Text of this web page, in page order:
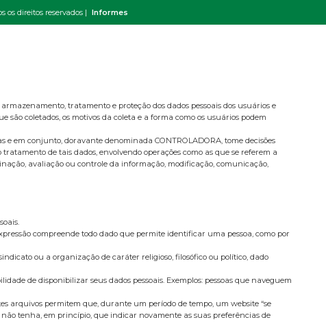
os direitos reservados | Informes
tratamento e proteção dos dados pessoais dos usuários e
coletados, os motivos da coleta e a forma como os usuários podem
em conjunto, doravante denominada CONTROLADORA, tome decisões
de tais dados, envolvendo operações como as que se referem a
avaliação ou controle da informação, modificação, comunicação,
compreende todo dado que permite identificar uma pessoa, como por
ou a organização de caráter religioso, filosófico ou político, dado
de disponibilizar seus dados pessoais. Exemplos: pessoas que naveguem
arquivos permitem que, durante um período de tempo, um website “se
tenha, em princípio, que indicar novamente as suas preferências de